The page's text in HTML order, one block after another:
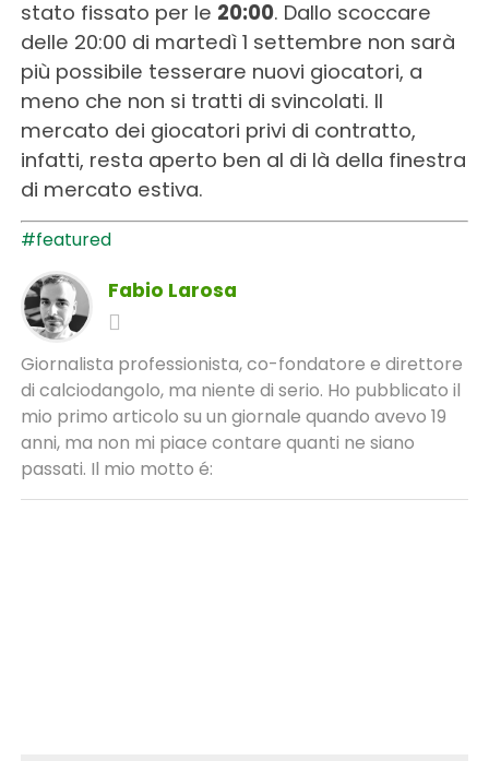
stato fissato per le 20:00. Dallo scoccare
delle 20:00 di martedì 1 settembre non sarà
più possibile tesserare nuovi giocatori, a
meno che non si tratti di svincolati. Il
mercato dei giocatori privi di contratto,
infatti, resta aperto ben al di là della finestra
di mercato estiva.
#featured
Fabio Larosa
Giornalista professionista, co-fondatore e direttore
di calciodangolo, ma niente di serio. Ho pubblicato il
mio primo articolo su un giornale quando avevo 19
anni, ma non mi piace contare quanti ne siano
passati. Il mio motto é: